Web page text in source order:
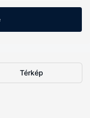
Térkép